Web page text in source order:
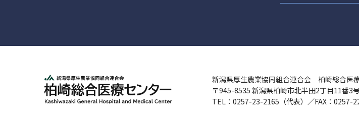
新潟県厚生農業協同組合連合会 柏崎総合医
〒945-8535 新潟県柏崎市北半田2丁目11番3号
TEL：0257-23-2165（代表）／FAX：0257-